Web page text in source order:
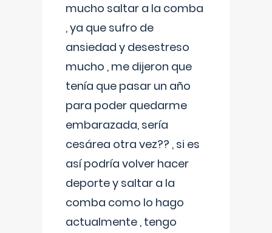
mucho saltar a la comba
, ya que sufro de
ansiedad y desestreso
mucho , me dijeron que
tenía que pasar un año
para poder quedarme
embarazada, sería
cesárea otra vez?? , si es
así podría volver hacer
deporte y saltar a la
comba como lo hago
actualmente , tengo